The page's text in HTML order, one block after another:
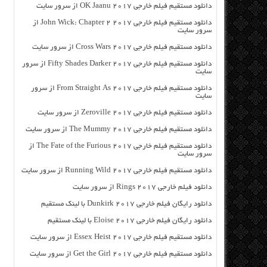
دانلود مستقیم فیلم خارجی OK Jaanu 2017 از سرور سایت
دانلود مستقیم فیلم خارجی John Wick: Chapter 2 2017 از
سرور سایت
دانلود مستقیم فیلم خارجی Cross Wars 2017 از سرور سایت
دانلود مستقیم فیلم خارجی Fifty Shades Darker 2017 از سرور
سایت
دانلود مستقیم فیلم خارجی From Straight As 2017 از سرور
سایت
دانلود مستقیم فیلم خارجی Zeroville 2017 از سرور سایت
دانلود مستقیم فیلم خارجی The Mummy 2017 از سرور سایت
دانلود مستقیم فیلم خارجی The Fate of the Furious 2017 از
سرور سایت
دانلود مستقیم فیلم خارجی Running Wild 2017 از سرور سایت
دانلود فیلم خارجی Rings 2017 از سرور سایت
دانلود رایگان فیلم خارجی Dunkirk 2017 با لینک مستقیم
دانلود رایگان فیلم خارجی Eloise 2017 با لینک مستقیم
دانلود مستقیم فیلم خارجی Essex Heist 2017 از سرور سایت
دانلود مستقیم فیلم خارجی Get the Girl 2017 از سرور سایت